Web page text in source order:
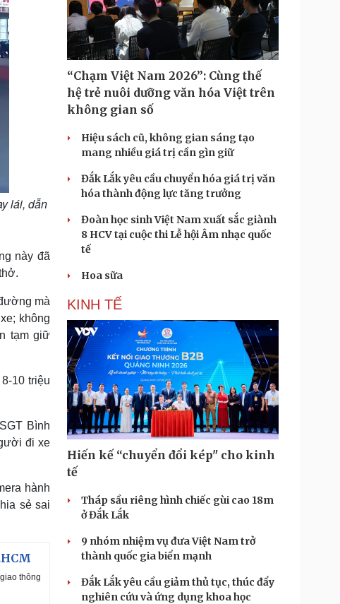
lái, dẫn
này đã
mà
không
tạm giữ
10 triệu
Bình
đi xe
hành
sẻ sai
thông
“Chạm Việt Nam 2026”: Cùng thế
hệ trẻ nuôi dưỡng văn hóa Việt trên
không gian số
Hiệu sách cũ, không gian sáng tạo
mang nhiều giá trị cần gìn giữ
Đắk Lắk yêu cầu chuyển hóa giá trị văn
hóa thành động lực tăng trưởng
Đoàn học sinh Việt Nam xuất sắc giành
8 HCV tại cuộc thi Lễ hội Âm nhạc quốc
tế
Hoa sữa
KINH TẾ
Hiến kế “chuyển đổi kép" cho kinh
tế
Tháp sầu riêng hình chiếc gùi cao 18m
ở Đắk Lắk
9 nhóm nhiệm vụ đưa Việt Nam trở
thành quốc gia biển mạnh
Đắk Lắk yêu cầu giảm thủ tục, thúc đẩy
nghiên cứu và ứng dụng khoa học